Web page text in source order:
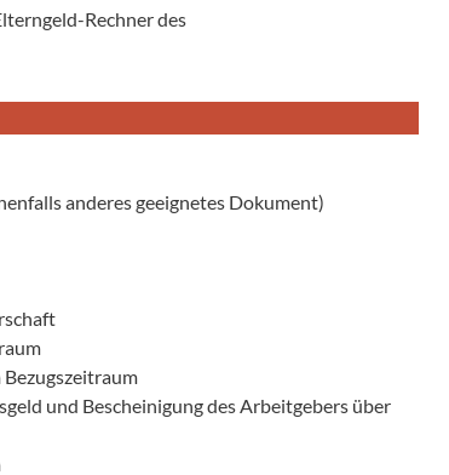
Rechner des
anderes geeignetes Dokument)
und Bescheinigung des Arbeitgebers über